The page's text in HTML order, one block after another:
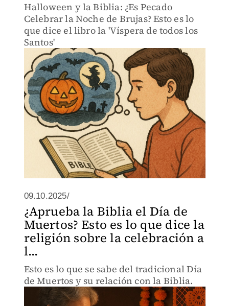
Halloween y la Biblia: ¿Es Pecado
Celebrar la Noche de Brujas? Esto es lo
que dice el libro la 'Víspera de todos los
Santos'
09.10.2025/
¿Aprueba la Biblia el Día de
Muertos? Esto es lo que dice la
religión sobre la celebración a
l...
Esto es lo que se sabe del tradicional Día
de Muertos y su relación con la Biblia.